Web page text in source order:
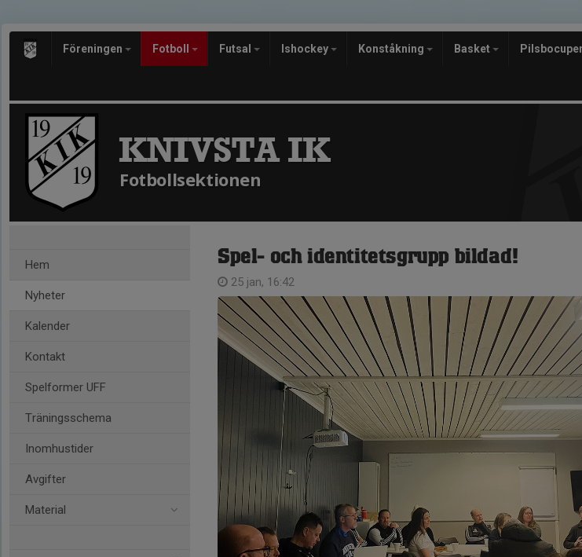
Föreningen Fotboll Futsal Ishockey Konståkning Basket
KNIVSTA IK
Fotbollsektionen
Hem
Nyheter
Kalender
Kontakt
Spelformer UFF
Träningsschema
Inomhustider
Avgifter
Material
Spel- och identitetsgrupp bildad!
25 jan, 16:42